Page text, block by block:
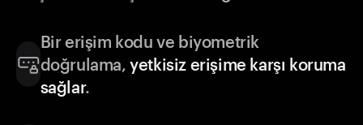
Bir erişim kodu ve biyometrik
doğrulama,yetkisiz erişime karşı koruma
sağlar.